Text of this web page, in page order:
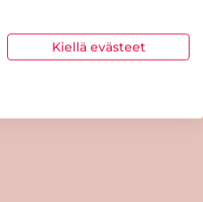
Kiellä evästeet